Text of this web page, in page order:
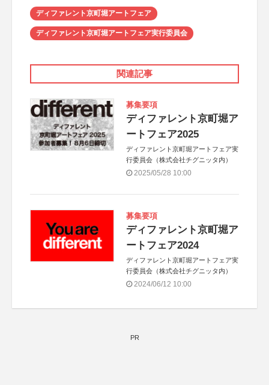
ディファレント京町堀アートフェア
ディファレント京町堀アートフェア実行委員会
関連記事
募集要項
ディファレント京町堀ア
ートフェア2025
ディファレント京町堀アートフェア実
行委員会（株式会社チグニッタ内）
2025/05/28 10:00
募集要項
ディファレント京町堀ア
ートフェア2024
ディファレント京町堀アートフェア実
行委員会（株式会社チグニッタ内）
2024/06/12 10:00
PR